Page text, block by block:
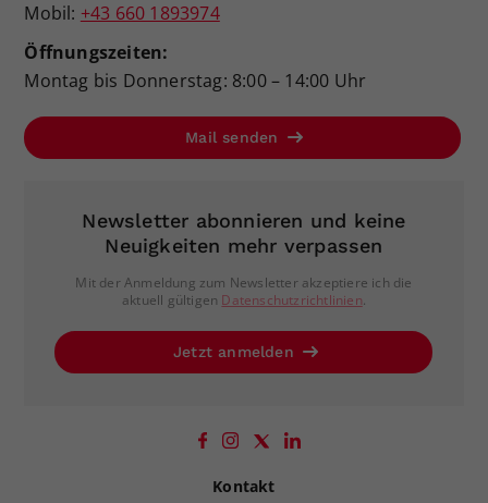
Mobil: +43 660 1893974
Öffnungszeiten:
Montag bis Donnerstag: 8:00 – 14:00 Uhr
Mail senden
Newsletter abonnieren und keine
Neuigkeiten mehr verpassen
Mit der Anmeldung zum Newsletter akzeptiere ich die
aktuell gültigen Datenschutzrichtlinien.
Jetzt anmelden
Kontakt